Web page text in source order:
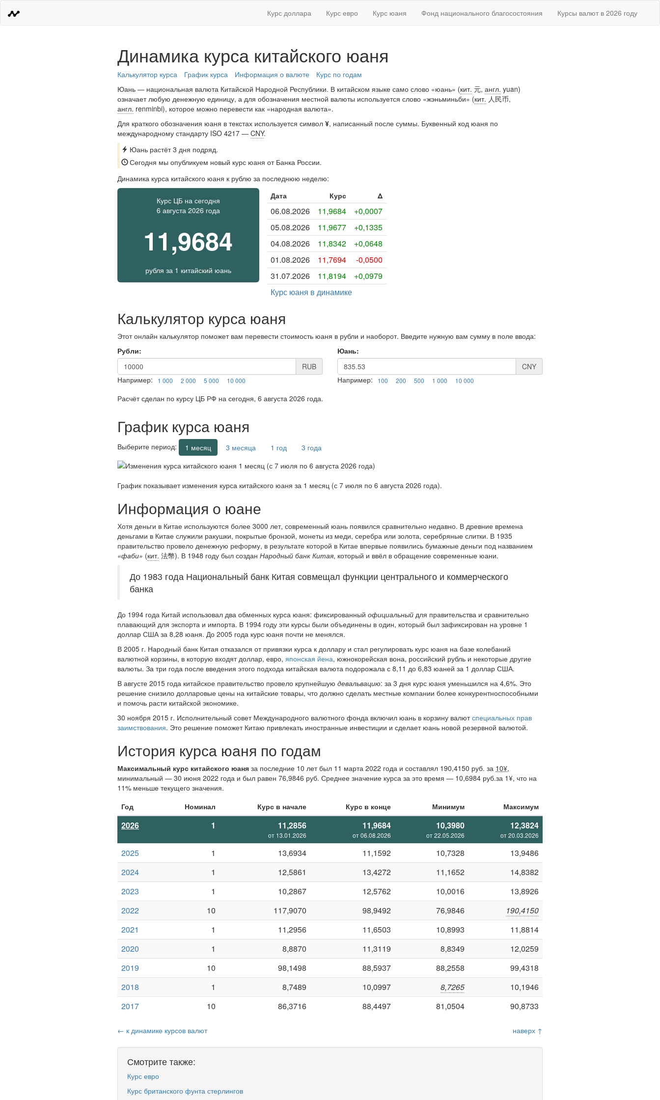
Курс доллара Курс евро Курс юаня Фонд национального благосостояния Курсы валют в 2026 году
Динамика курса китайского юаня
Калькулятор курса График курса Информация о валюте
Курс по годам
Юань — национальная валюта Китайской Народной Республики. В китайском языке само слово «юань» (кит. 元, англ. yuan)
означает любую денежную единицу, а для обозначения местной валюты используется слово «жэньминьби» (кит. 人民币,
англ. renminbi), которое можно перевести как «народная валюта».
Для краткого обозначения юаня в текстах используется символ ¥, написанный после суммы. Буквенный код юаня по
международному стандарту ISO 4217 — CNY.
Юань растёт 3 дня подряд.
Сегодня мы опубликуем новый курс юаня от Банка России.
Динамика курса китайского юаня к рублю за последнюю неделю:
Курс ЦБ на сегодня
6 августа 2026 года
11,9684
рубля за 1 китайский юань
Дата Курс Δ
06.08.2026 11,9684
+0,0007
05.08.2026
11,9677
+0,1335
04.08.2026
11,8342
+0,0648
01.08.2026
11,7694
-0,0500
31.07.2026
11,8194
+0,0979
Курс юаня в динамике
Калькулятор курса юаня
Этот онлайн калькулятор поможет вам перевести стоимость юаня в рубли и наоборот. Введите нужную вам сумму в поле ввода:
Рубли:
RUB
Например:
1 000 2 000 5 000 10 000
Юань:
CNY
Например:
100 200 500 1 000 10 000
Расчёт сделан по курсу ЦБ РФ на сегодня, 6 августа 2026 года.
График курса юаня
Выберите период: 1 месяц 3 месяца 1 год 3 года
График показывает изменения курса китайского юаня за 1 месяц (с 7 июля по 6 августа 2026 года).
Информация о юане
Хотя деньги в Китае используются более 3000 лет, современный юань появился сравнительно недавно. В древние времена
деньгами в Китае служили ракушки, покрытые бронзой, монеты из меди, серебра или золота, серебряные слитки. В 1935
правительство провело денежную реформу, в результате которой в Китае впервые появились бумажные деньги под названием
«фаби» (кит. 法幣). В 1948 году был создан Народный банк Китая, который и ввёл в обращение современные юани.
До 1983 года Национальный банк Китая совмещал функции центрального и коммерческого
банка
До 1994 года Китай использовал два обменных курса юаня: фиксированный официальный для правительства и сравнительно
плавающий для экспорта и импорта. В 1994 году эти курсы были объединены в один, который был зафиксирован на уровне 1
доллар США за 8,28 юаня. До 2005 года курс юаня почти не менялся.
В 2005 г. Народный банк Китая отказался от привязки курса к доллару и стал регулировать курс юаня на базе колебаний
валютной корзины, в которую входят доллар, евро, японская йена, южнокорейская вона, российский рубль и некоторые другие
валюты. За три года после введения этого подхода китайская валюта подорожала с 8,11 до 6,83 юаней за 1 доллар США.
В августе 2015 года китайское правительство провело крупнейшую девальвацию: за 3 дня курс юаня уменьшился на 4,6%. Это
решение снизило долларовые цены на китайские товары, что должно сделать местные компании более конкурентноспособными
и помочь расти китайской экономике.
30 ноября 2015 г. Исполнительный совет Международного валютного фонда включил юань в корзину валютспециальных прав
заимствования. Это решение поможет Китаю привлекать иностранные инвестиции и сделает юань новой резервной валютой.
История курса юаня по годам
Максимальный курс китайского юаня за последние 10 лет был 11 марта 2022 года и составлял 190,4150 руб. за 10¥,
минимальный — 30 июня 2022 года и был равен 76,9846 руб. Среднее значение курса за это время — 10,6984 руб.за 1¥, что на
11% меньше текущего значения.
Год
Номинал Курс в начале Курс в конце Минимум Максимум
2026 1 11,2856
от 13.01.2026
11,9684
от 06.08.2026
10,3980
от 22.05.2026
12,3824
от 20.03.2026
2025 1 13,6934 11,1592 10,7328
13,9486
2024
1 12,5861 13,4272 11,1652
14,8382
2023
1 10,2867 12,5762 10,0016
13,8926
2022
10 117,9070 98,9492 76,9846
190,4150
2021
1 11,2956 11,6503 10,8993
11,8814
2020
1 8,8870 11,3119 8,8349
12,0259
2019
10 98,1498 88,5937 88,2558
99,4318
2018
1 8,7489 10,0997 8,7265
10,1946
2017
10 86,3716 88,4497 81,0504 90,8733
← к динамике курсов валют наверх ↑
Смотрите также:
Курс евро
Курс британского фунта стерлингов